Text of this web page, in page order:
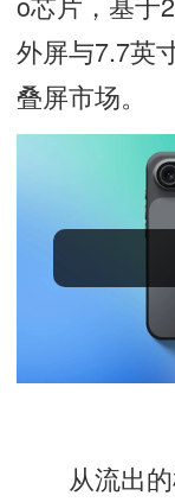
外屏与7.7英
叠屏市场。
从流出的